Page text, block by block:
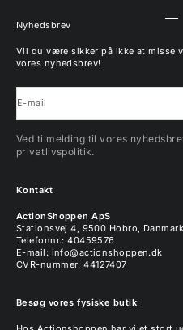
Nyhedsbrev
Vil du være sikker på ikke at misse
vores nyhedsbrev!
E-mail
Ved tilmelding til vores
privatlivspolitik.
Kontakt
ActionShoppen ApS
Stationsvej 4, 9500 Hobro, Danmark
Telefonnr.: 40459576
E-mail: info@actionshoppen.dk
CVR-nummer: 44127407
Besøg vores fysiske butik